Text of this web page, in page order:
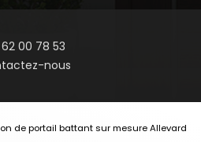
00 78 53
nous
de portail battant sur mesure Allevard